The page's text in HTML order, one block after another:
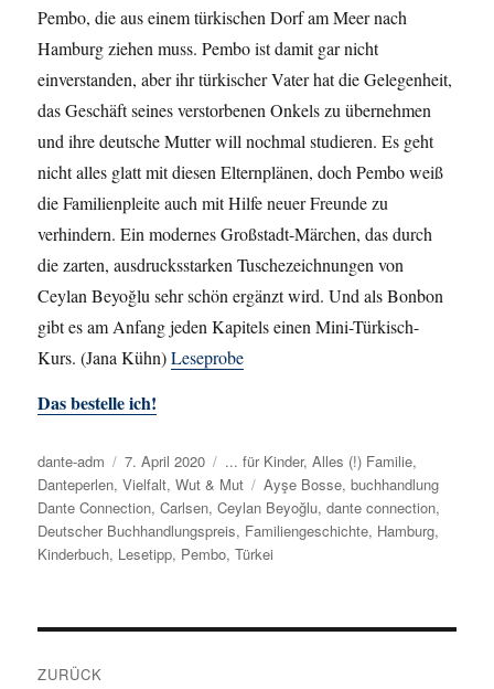
Pembo, die aus einem türkischen Dorf am Meer nach
Hamburg ziehen muss. Pembo ist damit gar nicht
einverstanden, aber ihr türkischer Vater hat die Gelegenheit,
das Geschäft seines verstorbenen Onkels zu übernehmen
und ihre deutsche Mutter will nochmal studieren. Es geht
nicht alles glatt mit diesen Elternplänen, doch Pembo weiß
die Familienpleite auch mit Hilfe neuer Freunde zu
verhindern. Ein modernes Großstadt-Märchen, das durch
die zarten, ausdrucksstarken Tuschezeichnungen von
Ceylan Beyoğlu sehr schön ergänzt wird. Und als Bonbon
gibt es am Anfang jeden Kapitels einen Mini-Türkisch-
Kurs. (Jana Kühn)Leseprobe
Das bestelle ich!
Autor
dante-adm
Veröffentlicht
am
7. April 2020 Kategorien
... für Kinder,Alles (!) Familie,
Danteperlen,Vielfalt,Wut & Mut Schlagwörter
Ayşe Bosse,buchhandlung
Dante Connection,Carlsen,Ceylan Beyoğlu,dante connection,
Deutscher Buchhandlungspreis, Familiengeschichte, Hamburg,
Kinderbuch, Lesetipp, Pembo,Türkei
ZURÜCK